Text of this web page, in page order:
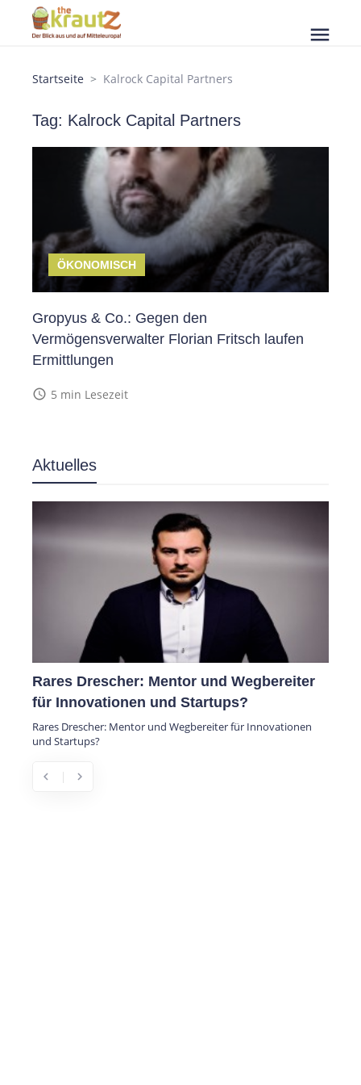
menu
Startseite Kalrock Capital Partners
Tag: Kalrock Capital Partners
ÖKONOMISCH
Gropyus & Co.: Gegen den
Vermögensverwalter Florian Fritsch laufen
Ermittlungen
access_time 5 min Lesezeit
Aktuelles
Rares Drescher: Mentor und Wegbereiter
für Innovationen und Startups?
Rares Drescher: Mentor und Wegbereiter für Innovationen
und Startups?
chevron_left chevron_right